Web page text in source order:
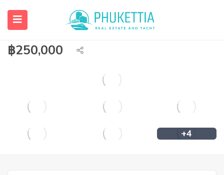
3 bedroom pool villa with mountain view
for rent in Layan.
฿250,000
+4